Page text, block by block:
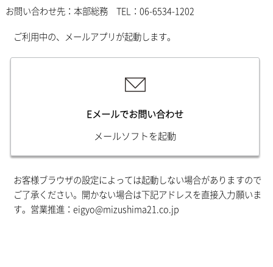
お問い合わせ先：本部総務 TEL：06-6534-1202
ご利用中の、メールアプリが起動します。
Eメールでお問い合わせ
メールソフトを起動
お客様ブラウザの設定によっては起動しない場合がありますので
ご了承ください。開かない場合は下記アドレスを直接入力願いま
す。営業推進：eigyo@mizushima21.co.jp